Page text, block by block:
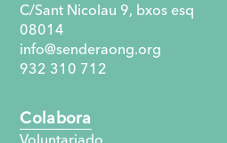
Colabora
C/Sant Nicolau 9, bxos esq
08014
info@senderaong.org
932 310 712